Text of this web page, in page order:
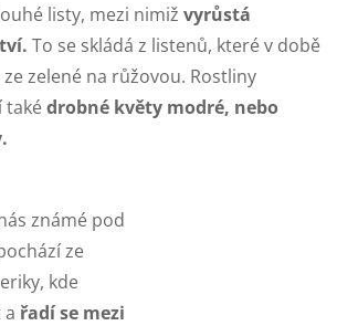
listy, mezi nimiž vyrůstá
To se skládá z listenů, které v době
zelené na růžovou. Rostliny
takédrobné květy modré, nebo
známé pod
ze
kde
řadí se mezi